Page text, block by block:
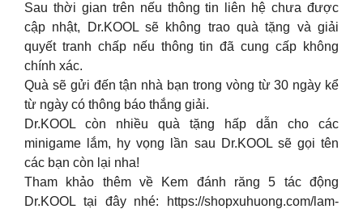
Sau thời gian trên nếu thông tin liên hệ chưa được
cập nhật, Dr.KOOL sẽ không trao quà tặng và giải
quyết tranh chấp nếu thông tin đã cung cấp không
chính xác.
Quà sẽ gửi đến tận nhà bạn trong vòng từ 30 ngày kể
từ ngày có thông báo thắng giải.
Dr.KOOL còn nhiều quà tặng hấp dẫn cho các
minigame lắm, hy vọng lần sau Dr.KOOL sẽ gọi tên
các bạn còn lại nha!
Tham khảo thêm về Kem đánh răng 5 tác động
Dr.KOOL tại đây nhé: https://shopxuhuong.com/lam-